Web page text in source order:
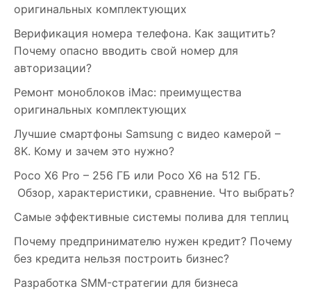
оригинальных комплектующих
Верификация номера телефона. Как защитить?
Почему опасно вводить свой номер для
авторизации?
Ремонт моноблоков iMac: преимущества
оригинальных комплектующих
Лучшие смартфоны Samsung c видео камерой –
8K. Кому и зачем это нужно?
Poco X6 Pro – 256 ГБ или Poco X6 на 512 ГБ.
Обзор, характеристики, сравнение. Что выбрать?
Самые эффективные системы полива для теплиц
Почему предпринимателю нужен кредит? Почему
без кредита нельзя построить бизнес?
Разработка SMM-стратегии для бизнеса